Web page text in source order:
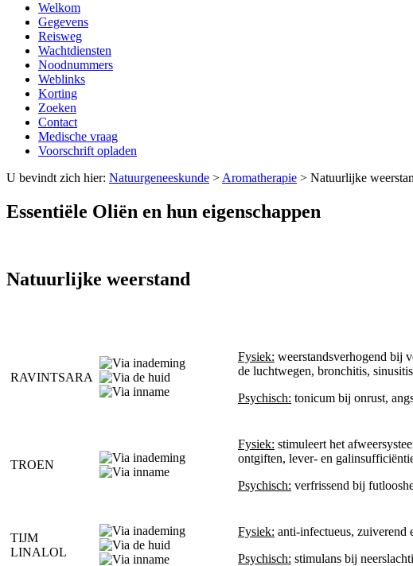
Welkom
Gegevens
Reisweg
Wachtdiensten
Noodnummers
Weblinks
Korting
Zoeken
Contact
Medische vraag
Voorschrift opladen
U bevindt zich hier: Natuurgeneeskunde > Aromatherapie > Natuurlijke
Essentiële Oliën en hun eigenschappen
Natuurlijke weerstand
RAVINTSARA
Fysiek: weerstandsverhogend bij
de luchtwegen, bronchitis,
Psychisch: tonicum bij onrust,
TROEN
Fysiek: stimuleert het
ontgiften, lever- en
Psychisch: verfrissend bij
TIJM
LINALOL
Fysiek: anti-infectueus, zuiverend
Psychisch: stimulans bij